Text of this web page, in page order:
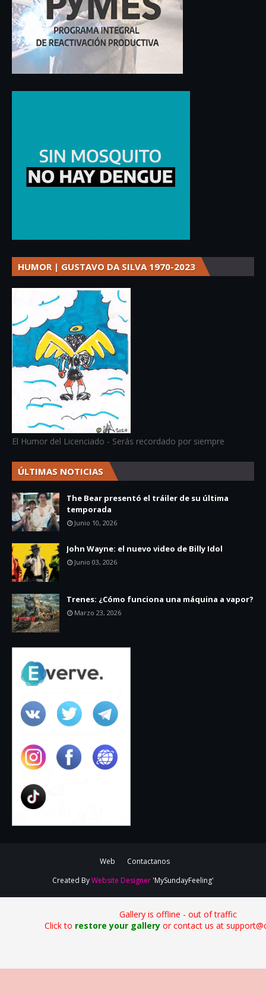
HUMOR | GUSTAVO DA SILVA 1970-2023
El Humor del Licenciado - Serás recordado por siempre
ÚLTIMAS NOTICIAS
The Bear presentó el tráiler de su última
temporada
Junio 10, 2026
John Wayne: el nuevo video de Billy Idol
Junio 03, 2026
Trenes: ¿Cómo funciona una máquina a vapor?
Marzo 23, 2026
Web
Contactanos
Created ByWebsite Designer 'MySundayFeeling'
Gallery is offline - out of traffic
Click to restore your galleryor contact us at